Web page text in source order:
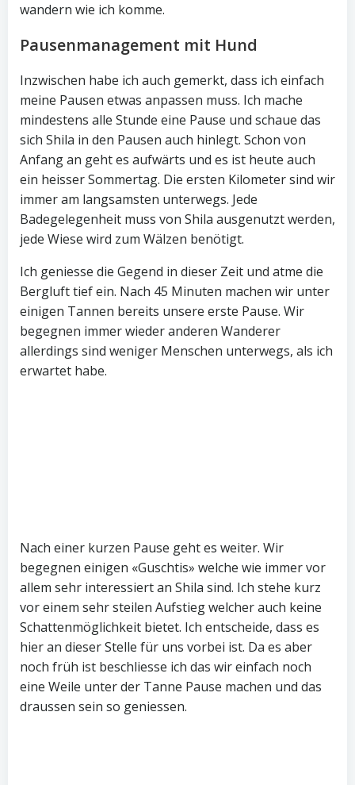
wandern wie ich komme.
Pausenmanagement mit Hund
Inzwischen habe ich auch gemerkt, dass ich einfach
meine Pausen etwas anpassen muss. Ich mache
mindestens alle Stunde eine Pause und schaue das
sich Shila in den Pausen auch hinlegt. Schon von
Anfang an geht es aufwärts und es ist heute auch
ein heisser Sommertag. Die ersten Kilometer sind wir
immer am langsamsten unterwegs. Jede
Badegelegenheit muss von Shila ausgenutzt werden,
jede Wiese wird zum Wälzen benötigt.
Ich geniesse die Gegend in dieser Zeit und atme die
Bergluft tief ein. Nach 45 Minuten machen wir unter
einigen Tannen bereits unsere erste Pause. Wir
begegnen immer wieder anderen Wanderer
allerdings sind weniger Menschen unterwegs, als ich
erwartet habe.
Nach einer kurzen Pause geht es weiter. Wir
begegnen einigen «Guschtis» welche wie immer vor
allem sehr interessiert an Shila sind. Ich stehe kurz
vor einem sehr steilen Aufstieg welcher auch keine
Schattenmöglichkeit bietet. Ich entscheide, dass es
hier an dieser Stelle für uns vorbei ist. Da es aber
noch früh ist beschliesse ich das wir einfach noch
eine Weile unter der Tanne Pause machen und das
draussen sein so geniessen.